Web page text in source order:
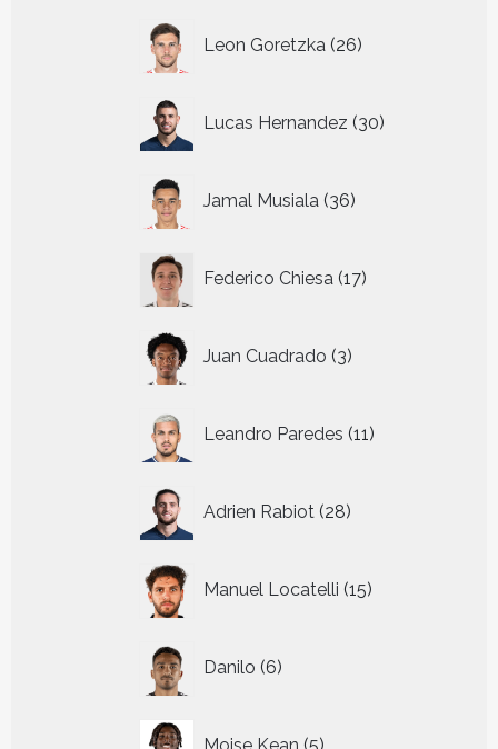
Leon Goretzka 26
producten
Lucas Hernandez 30
producten
Jamal Musiala 36
producten
Federico Chiesa 17
producten
Juan Cuadrado 3
producten
Leandro Paredes 11
producten
Adrien Rabiot 28
producten
Manuel Locatelli 15
producten
Danilo 6
producten